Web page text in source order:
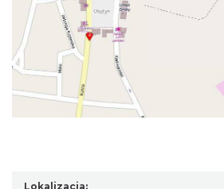
Lokalizacja: